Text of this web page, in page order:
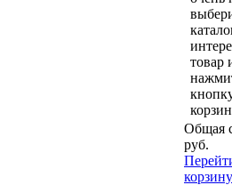
товар
Общая
руб.
корзину